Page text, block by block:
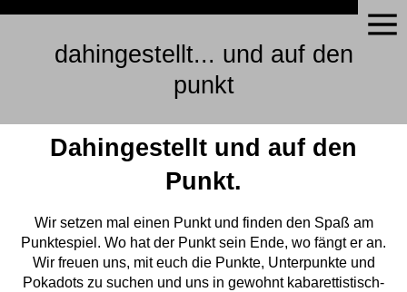
dahingestellt... und auf den
punkt
Dahingestellt und auf den
Punkt.
Wir setzen mal einen Punkt und finden den Spaß am
Punktespiel. Wo hat der Punkt sein Ende, wo fängt er an.
Wir freuen uns, mit euch die Punkte, Unterpunkte und
Pokadots zu suchen und uns in gewohnt kabarettistisch-